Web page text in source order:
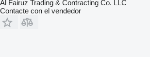
Al Fairuz Trading & Contracting Co. LLC
Contacte con el vendedor